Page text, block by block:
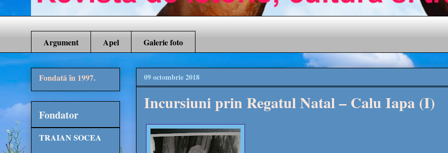
Argument Apel Galerie foto
09 octombrie 2018
Incursiuni prin Regatul Natal – Calu Iapa (I)
Fondată în 1997.
Fondator
TRAIAN SOCEA